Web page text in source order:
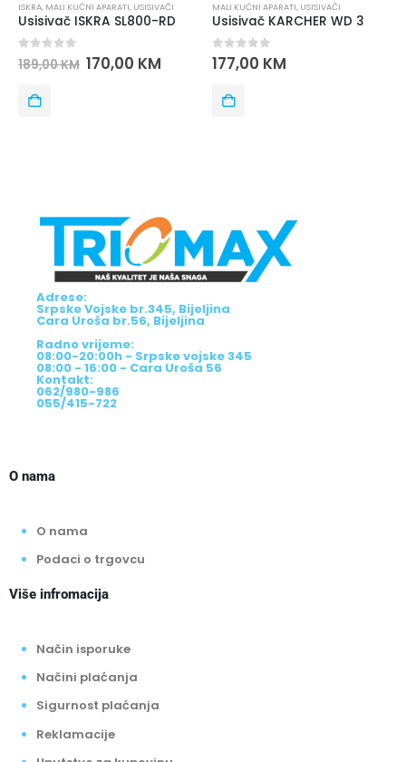
MALI KUĆNI APARATI,USISIVAČI
Usisivač KARCHER WD 3
0out of 5
177,00KM
MALI KUĆNI APARATI, MAX ELECTRONICS
0out of 5
125,00KM 112,00
Adrese:
Srpske Vojske br.345, Bijeljina
Cara Uroša br.56, Bijeljina
Radno vrijeme:
08:00-20:00h - Srpske vojske 345
08:00 - 16:00 - Cara Uroša 56
Kontakt:
062/980-986
055/415-722
O nama
O nama
Podaci o trgovcu
Više infromacija
Način isporuke
Načini plaćanja
Sigurnost plaćanja
Reklamacije